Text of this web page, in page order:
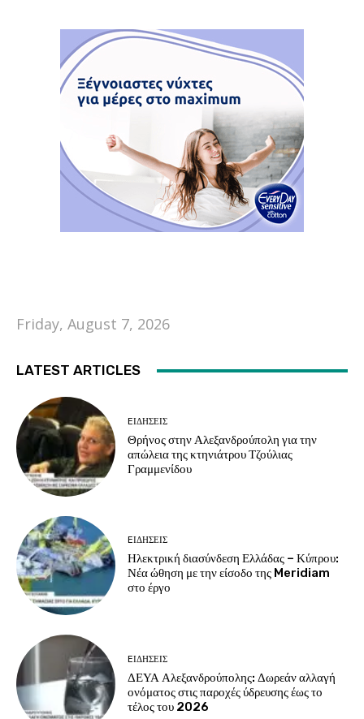
Friday, August 7, 2026
LATEST ARTICLES
EΙΔΗΣΕΙΣ
Θρήνος στην Αλεξανδρούπολη για την
απώλεια της κτηνιάτρου Τζούλιας
Γραμμενίδου
EΙΔΗΣΕΙΣ
Ηλεκτρική διασύνδεση Ελλάδας – Κύπρου:
Νέα ώθηση με την είσοδο της Meridiam
στο έργο
EΙΔΗΣΕΙΣ
ΔΕΥΑ Αλεξανδρούπολης: Δωρεάν αλλαγή
ονόματος στις παροχές ύδρευσης έως το
τέλος του 2026